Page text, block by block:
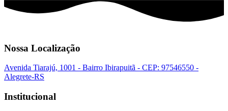
Nossa Localização
Avenida Tiarajú, 1001 - Bairro Ibirapuitã - CEP: 97546550 -
Alegrete-RS
Institucional